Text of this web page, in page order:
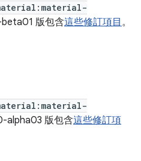
beta01 版包含這些修訂項目 。
alpha03 版包含這些修訂項